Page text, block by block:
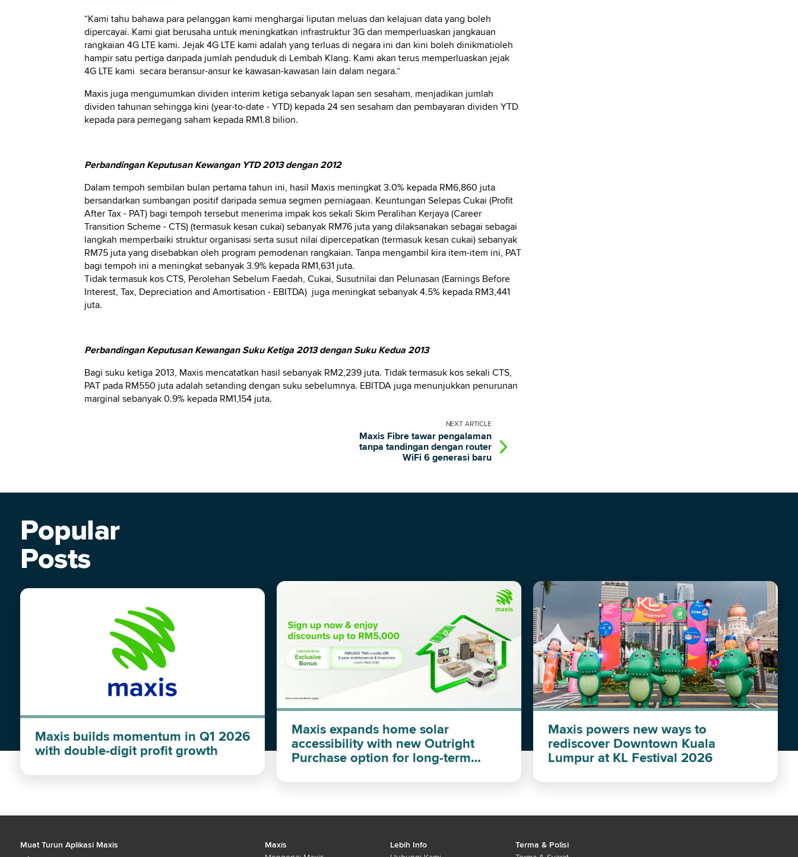
“Kami tahu bahawa para pelanggan kami menghargai liputan meluas dan kelajuan data yang boleh
dipercayai. Kami giat berusaha untuk meningkatkan infrastruktur 3G dan memperluaskan jangkauan
rangkaian 4G LTE kami. Jejak 4G LTE kami adalah yang terluas di negara ini dan kini boleh dinikmatioleh
hampir satu pertiga daripada jumlah penduduk di Lembah Klang. Kami akan terus memperluaskan jejak
4G LTE kami secara beransur-ansur ke kawasan-kawasan lain dalam negara.“
Maxis juga mengumumkan dividen interim ketiga sebanyak lapan sen sesaham, menjadikan jumlah
dividen tahunan sehingga kini (year-to-date - YTD) kepada 24 sen sesaham dan pembayaran dividen YTD
kepada para pemegang saham kepada RM1.8 bilion.
Perbandingan Keputusan Kewangan YTD 2013 dengan 2012
Dalam tempoh sembilan bulan pertama tahun ini, hasil Maxis meningkat 3.0% kepada RM6,860 juta
bersandarkan sumbangan positif daripada semua segmen perniagaan. Keuntungan Selepas Cukai (Profit
After Tax - PAT) bagi tempoh tersebut menerima impak kos sekali Skim Peralihan Kerjaya (Career
Transition Scheme - CTS) (termasuk kesan cukai) sebanyak RM76 juta yang dilaksanakan sebagai sebagai
langkah memperbaiki struktur organisasi serta susut nilai dipercepatkan (termasuk kesan cukai) sebanyak
RM75 juta yang disebabkan oleh program pemodenan rangkaian. Tanpa mengambil kira item-item ini, PAT
bagi tempoh ini a meningkat sebanyak 3.9% kepada RM1,631 juta.
Tidak termasuk kos CTS, Perolehan Sebelum Faedah, Cukai, Susutnilai dan Pelunasan (Earnings Before
Interest, Tax, Depreciation and Amortisation - EBITDA) juga meningkat sebanyak 4.5% kepada RM3,441
juta.
Perbandingan Keputusan Kewangan Suku Ketiga 2013 dengan Suku Kedua 2013
Bagi suku ketiga 2013, Maxis mencatatkan hasil sebanyak RM2,239 juta. Tidak termasuk kos sekali CTS,
PAT pada RM550 juta adalah setanding dengan suku sebelumnya. EBITDA juga menunjukkan penurunan
marginal sebanyak 0.9% kepada RM1,154 juta.
NEXT ARTICLE
Maxis Fibre tawar pengalaman
tanpa tandingan dengan router
WiFi 6 generasi baru
Popular
Posts
Maxis builds momentum in Q1 2026
with double-digit profit growth
Maxis expands home solar
accessibility with new Outright
Purchase option for long-term
Maxis powers new ways to
rediscover Downtown Kuala
Lumpur at KL Festival 2026
Muat Turun Aplikasi Maxis
Maxis
Lebih Info
Terma & Polisi